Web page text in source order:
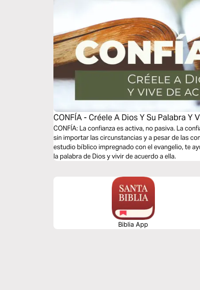
CONFÍA - Créele A Dios Y Su Palabra Y
CONFÍA: La confianza es activa, no pasiva. La
sin importar las circunstancias y a pesar de las
estudio bíblico impregnado con el evangelio, te
la palabra de Dios y vivir de acuerdo a ella.
Biblia App